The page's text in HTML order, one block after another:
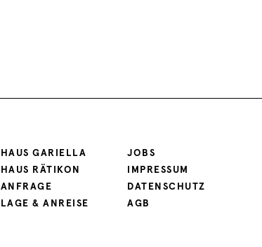
HAUS GARIELLA
HAUS RÄTIKON
ANFRAGE
LAGE & ANREISE
JOBS
IMPRESSUM
DATENSCHUTZ
AGB